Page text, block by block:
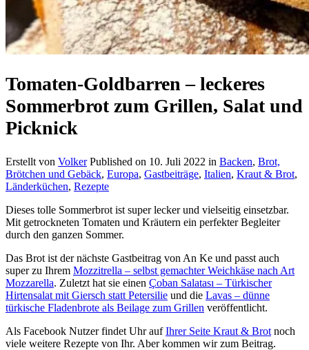
Tomaten-Goldbarren – leckeres
Sommerbrot zum Grillen, Salat und
Picknick
Erstellt von Volker Published on 10. Juli 2022 in Backen, Brot,
Brötchen und Gebäck, Europa, Gastbeiträge, Italien, Kraut & Brot,
Länderküchen, Rezepte
Dieses tolle Sommerbrot ist super lecker und vielseitig einsetzbar.
Mit getrockneten Tomaten und Kräutern ein perfekter Begleiter
durch den ganzen Sommer.
Das Brot ist der nächste Gastbeitrag von An Ke und passt auch
super zu Ihrem Mozzitrella – selbst gemachter Weichkäse nach Art
Mozzarella. Zuletzt hat sie einen Çoban Salatası – Türkischer
Hirtensalat mit Giersch statt Petersilie und die Lavas – dünne
türkische Fladenbrote als Beilage zum Grillen veröffentlicht.
Als Facebook Nutzer findet Uhr aufIhrer Seite Kraut & Brot noch
viele weitere Rezepte von Ihr. Aber kommen wir zum Beitrag.